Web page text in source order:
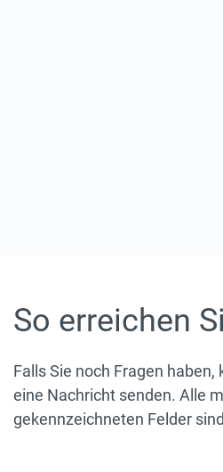
So erreichen
Falls Sie noch Fragen haben,
eine Nachricht senden. Alle
gekennzeichneten Felder